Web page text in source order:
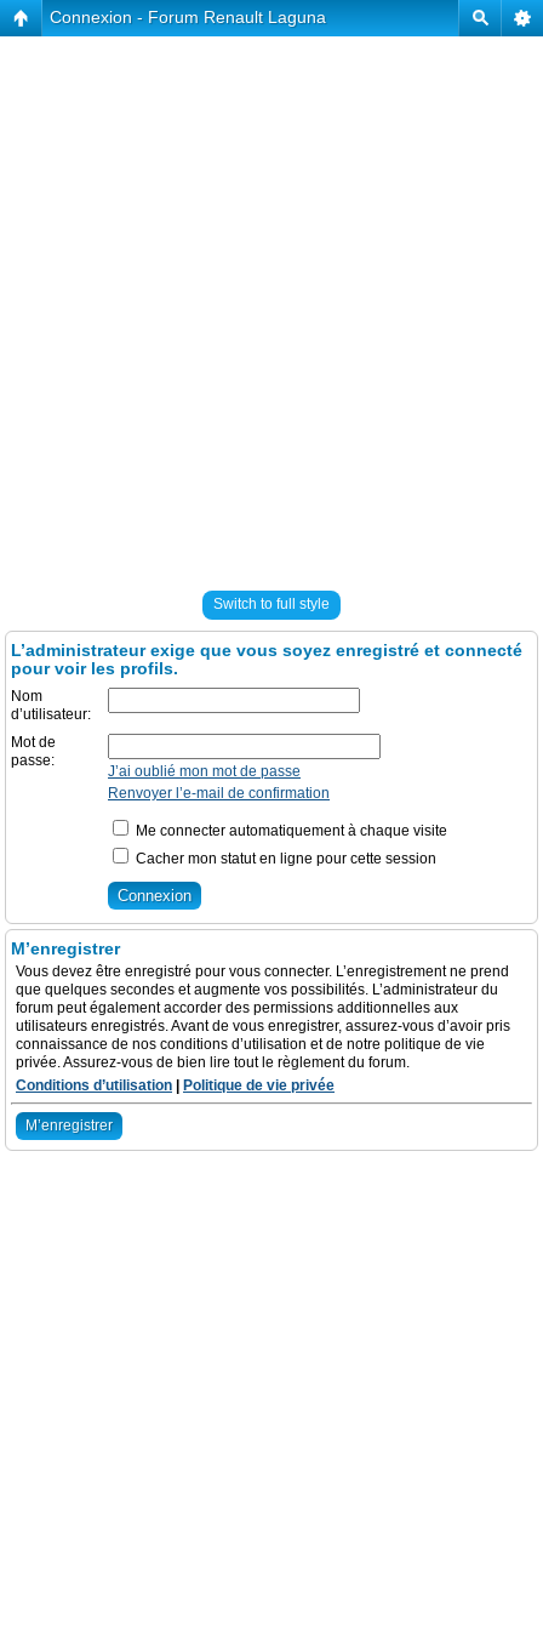
Connexion - Forum Renault Laguna
Switch to full style
L’administrateur exige que vous soyez enregistré et connecté
pour voir les profils.
Nom
d’utilisateur:
Mot de
passe:
J’ai oublié mon mot de passe
Renvoyer l’e-mail de confirmation
Me connecter automatiquement à chaque visite
Cacher mon statut en ligne pour cette session
M’enregistrer
Vous devez être enregistré pour vous connecter. L’enregistrement ne prend
que quelques secondes et augmente vos possibilités. L’administrateur du
forum peut également accorder des permissions additionnelles aux
utilisateurs enregistrés. Avant de vous enregistrer, assurez-vous d’avoir pris
connaissance de nos conditions d’utilisation et de notre politique de vie
privée. Assurez-vous de bien lire tout le règlement du forum.
Conditions d’utilisation
Politique de vie privée
M’enregistrer